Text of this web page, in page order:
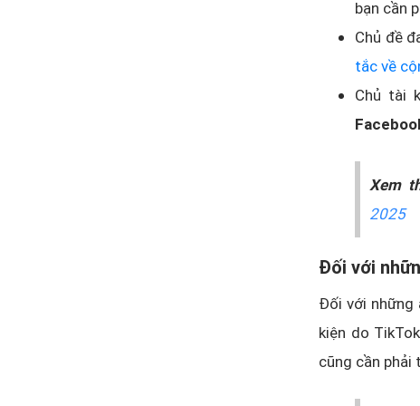
bạn cần
Chủ đề
tắc về
Chủ tài
Xem
2025
Đối với
Đối với những
kiện do
cũng cần phải